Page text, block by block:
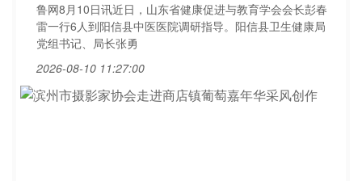
鲁网8月10日讯近日，山东省健康促进与教育学会会长彭春
雷一行6人到阳信县中医医院调研指导。阳信县卫生健康局
党组书记、局长张勇
2026-08-10 11:27:00